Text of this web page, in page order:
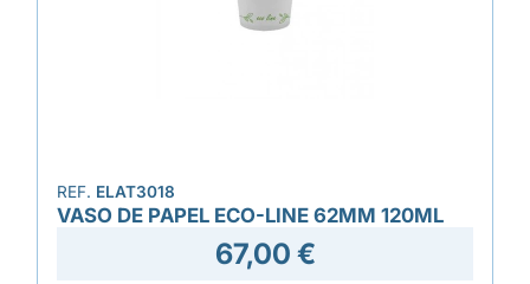
REF. ELAT3018
VASO DE PAPEL ECO-LINE 62MM 120ML
67,00 €